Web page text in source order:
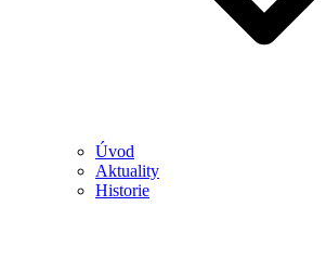
Úvod
Aktuality
Historie